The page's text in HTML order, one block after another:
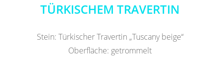
TÜRKISCHEM TRAVERTIN
Stein: Türkischer Travertin „Tuscany beige“
Oberfläche: getrommelt